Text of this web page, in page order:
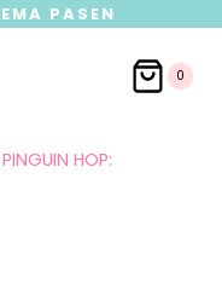
PASEN
0
PINGUIN HOP: